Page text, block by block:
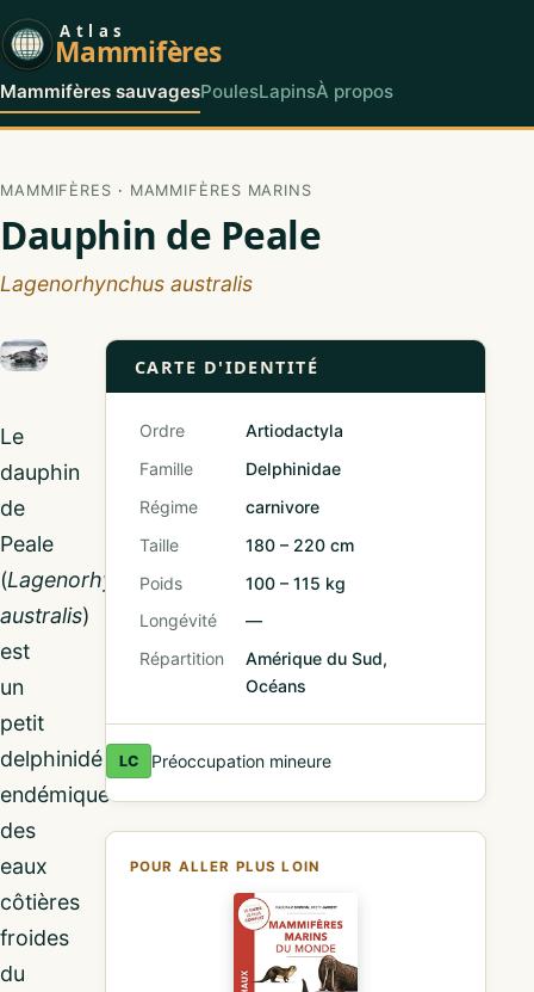
Atlas
Mammifères
Mammifères sauvagesPoulesLapinsÀ propos
MAMMIFÈRES · MAMMIFÈRES MARINS
Dauphin de Peale
Lagenorhynchus australis
Le
dauphin
de
Peale
(Lagenorhynchus
australis)
est
un
petit
delphinidé
endémique
des
eaux
côtières
froides
du
CARTE D'IDENTITÉ
Ordre
Artiodactyla
Famille
Delphinidae
Régime
carnivore
Taille
180 – 220 cm
Poids
100 – 115 kg
Longévité
—
Répartition
Amérique du Sud,
Océans
LC Préoccupation mineure
POUR ALLER PLUS LOIN